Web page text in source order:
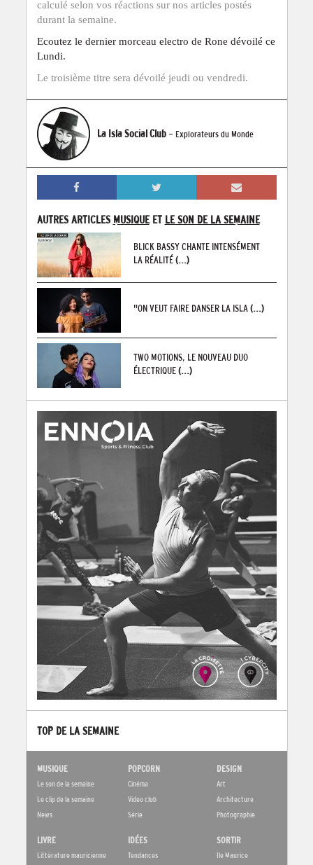
calculé selon vos réactions sur nos articles postés
durant la semaine.
Ecoutez le dernier morceau electro de Rone dévoilé ce
Lundi.
Le troisième titre sera dévoilé jeudi ou vendredi.
La Isla Social Club - Explorateurs du Monde
AUTRES ARTICLES MUSIQUEET LE SON DE LA SEMAINE
BLICK BASSY CHANTE INTENSÉMENT
LA RÉALITÉ(...)
"ON VEUT FAIRE DANSER LA ISLA(...)
TWO MOTIONS, LE NOUVEAU DUO
ÉLECTRIQUE(...)
TOP DE LA SEMAINE
MUSIQUE
Le son de la semaine
Le clip de la semaine
News
POPCORN
Cinéma
Video club
Série
DESIGN
Art
Architecture
Photographie
LIVRE
Littérature mauricienne
IDÉES
Tendances
SORTIR
Ile Maurice